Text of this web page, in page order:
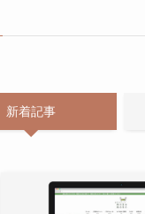
新着記事